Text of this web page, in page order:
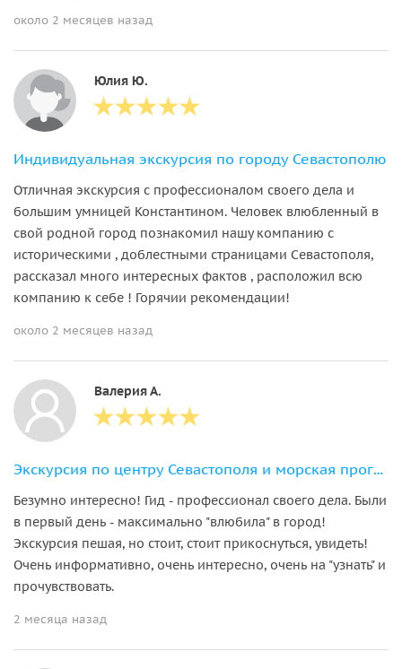
около 2 месяцев назад
Юлия Ю.
Индивидуальная экскурсия по городу Севастополю
Отличная экскурсия с профессионалом своего дела и
большим умницей Константином. Человек влюбленный в
свой родной город познакомил нашу компанию с
историческими , доблестными страницами Севастополя,
рассказал много интересных фактов , расположил всю
компанию к себе ! Горячии рекомендации!
около 2 месяцев назад
Валерия А.
Экскурсия по центру Севастополя и морская прогулка
Безумно интересно! Гид - профессионал своего дела. Были
в первый день - максимально "влюбила" в город!
Экскурсия пешая, но стоит, стоит прикоснуться, увидеть!
Очень информативно, очень интересно, очень на "узнать" и
прочувствовать.
2 месяца назад